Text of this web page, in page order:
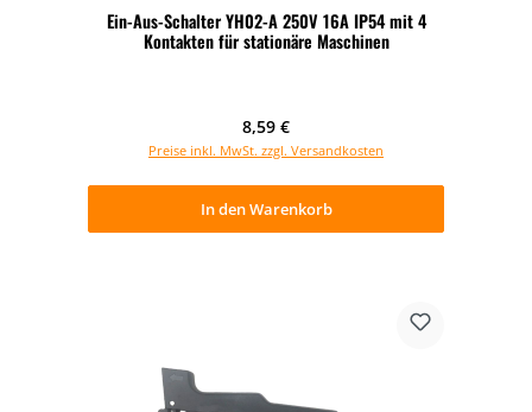
Ein-Aus-Schalter YH02-A 250V 16A IP54 mit 4
Kontakten für stationäre Maschinen
Regulärer Preis:
8,59 €
Preise inkl. MwSt. zzgl. Versandkosten
In den Warenkorb